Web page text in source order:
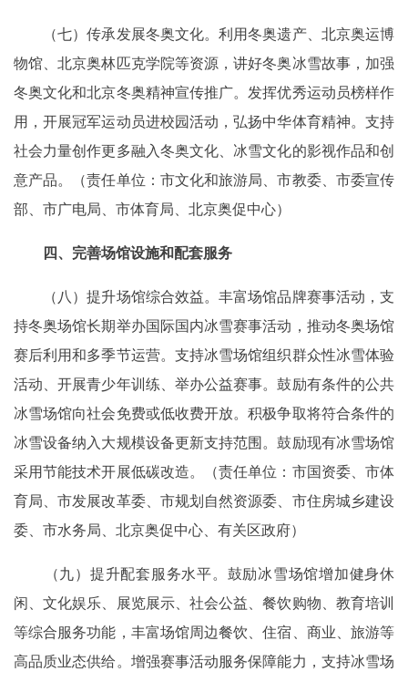
（七）传承发展冬奥文化。利用冬奥遗产、北京奥运博
物馆、北京奥林匹克学院等资源，讲好冬奥冰雪故事，加强
冬奥文化和北京冬奥精神宣传推广。发挥优秀运动员榜样作
用，开展冠军运动员进校园活动，弘扬中华体育精神。支持
社会力量创作更多融入冬奥文化、冰雪文化的影视作品和创
意产品。（责任单位：市文化和旅游局、市教委、市委宣传
部、市广电局、市体育局、北京奥促中心）
四、完善场馆设施和配套服务
（八）提升场馆综合效益。丰富场馆品牌赛事活动，支
持冬奥场馆长期举办国际国内冰雪赛事活动，推动冬奥场馆
赛后利用和多季节运营。支持冰雪场馆组织群众性冰雪体验
活动、开展青少年训练、举办公益赛事。鼓励有条件的公共
冰雪场馆向社会免费或低收费开放。积极争取将符合条件的
冰雪设备纳入大规模设备更新支持范围。鼓励现有冰雪场馆
采用节能技术开展低碳改造。（责任单位：市国资委、市体
育局、市发展改革委、市规划自然资源委、市住房城乡建设
委、市水务局、北京奥促中心、有关区政府）
（九）提升配套服务水平。鼓励冰雪场馆增加健身休
闲、文化娱乐、展览展示、社会公益、餐饮购物、教育培训
等综合服务功能，丰富场馆周边餐饮、住宿、商业、旅游等
高品质业态供给。增强赛事活动服务保障能力，支持冰雪场